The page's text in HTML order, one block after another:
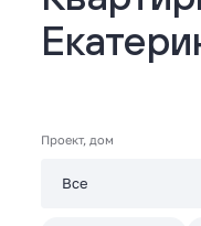
Проект, дом